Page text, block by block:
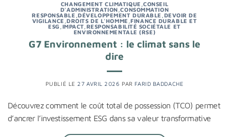
CHANGEMENT CLIMATIQUE ,CONSEIL
D'ADMINISTRATION ,CONSOMMATION
RESPONSABLE ,DÉVELOPPEMENT DURABLE DEVOIR DE
VIGILANCE ,DROITS DE L'HOMME ,FINANCE DURABLE ET
ESG IMPACT, RESPONSABILITÉ SOCIÉTALE ET
ENVIRONNEMENTALE (RSE)
G7 Environnement : le climat sans le
dire
PUBLIÉ LE 27 AVRIL 2026 PAR FARID BADDACHE
Découvrez comment le coût total de possession (TCO) permet
d’ancrer l’investissement ESG dans sa valeur transformative